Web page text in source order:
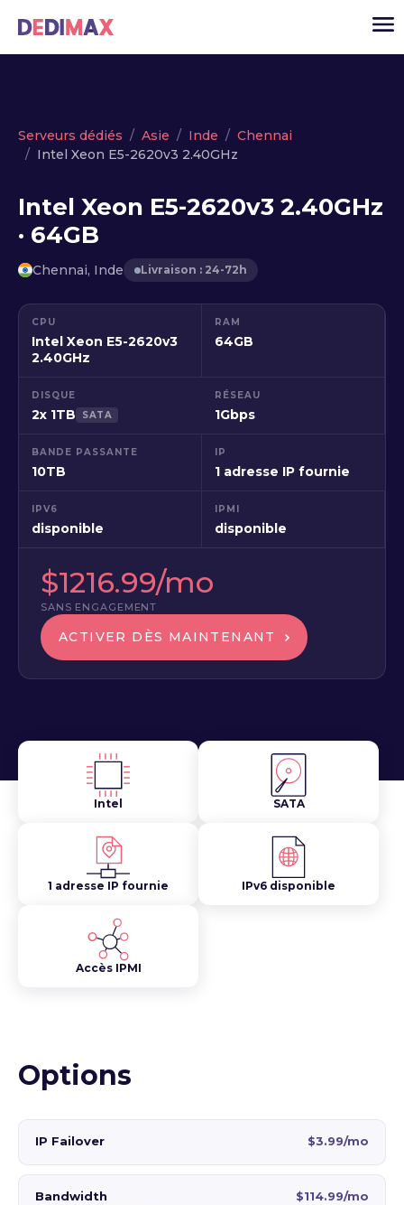
Cloud serveur
VPS
Serveurs dédiés
API
Actualité
Serveurs dédiés Asie Inde
Chennai
Intel Xeon E5-2620v3 2.40GHz
Intel Xeon E5-2620v3 2.40GHz
· 64GB
Chennai, Inde Livraison : 24-72h
CPU
Intel Xeon E5-2620v3
2.40GHz
RAM
64GB
DISQUE
2x 1TB SATA
RÉSEAU
1Gbps
BANDE PASSANTE
10TB
IP
1 adresse IP fournie
IPV6
disponible
IPMI
disponible
$1216.99/mo
SANS ENGAGEMENT
ACTIVER DÈS MAINTENANT
Intel SATA
1 adresse IP fournie IPv6 disponible
Accès IPMI
Options
IP Failover $3.99/mo
Bandwidth $114.99/mo